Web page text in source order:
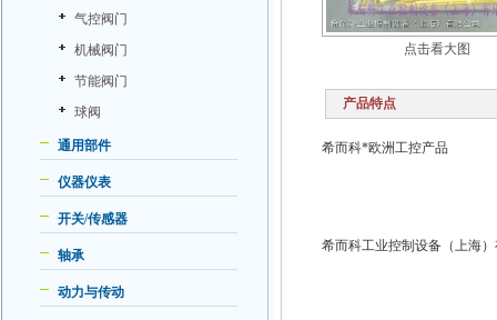
气控阀门
机械阀门
节能阀门
球阀
通用部件
仪器仪表
开关/传感器
轴承
动力与传动
点击看大图
产品特点
希而科*欧洲工控产品
希而科工业控制设备（上海